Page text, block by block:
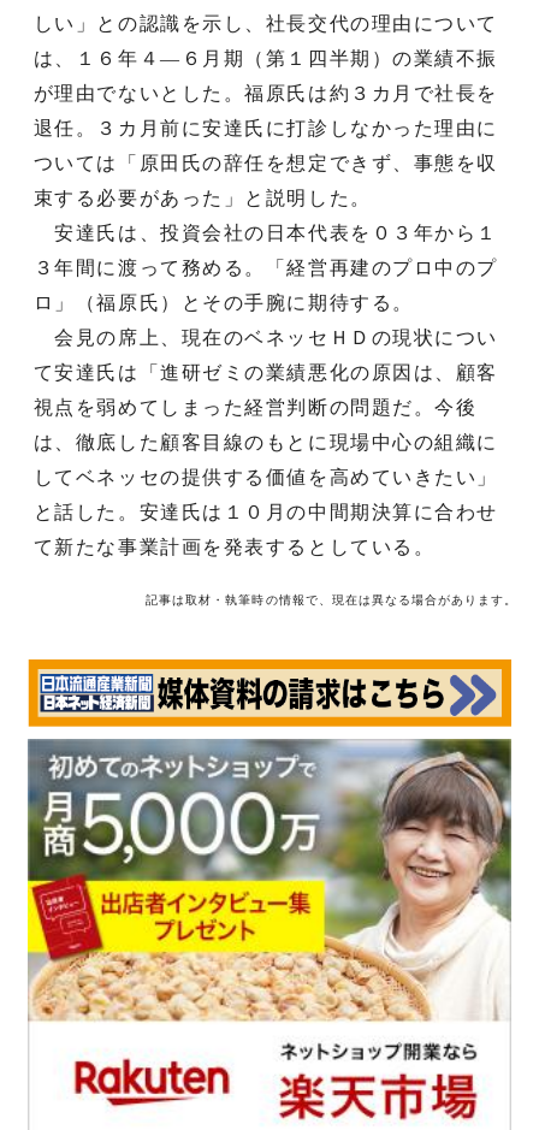
しい」との認識を示し、社長交代の理由について
は、１６年４―６月期（第１四半期）の業績不振
が理由でないとした。福原氏は約３カ月で社長を
退任。３カ月前に安達氏に打診しなかった理由に
ついては「原田氏の辞任を想定できず、事態を収
束する必要があった」と説明した。
安達氏は、投資会社の日本代表を０３年から１
３年間に渡って務める。「経営再建のプロ中のプ
ロ」（福原氏）とその手腕に期待する。
会見の席上、現在のベネッセＨＤの現状につい
て安達氏は「進研ゼミの業績悪化の原因は、顧客
視点を弱めてしまった経営判断の問題だ。今後
は、徹底した顧客目線のもとに現場中心の組織に
してベネッセの提供する価値を高めていきたい」
と話した。安達氏は１０月の中間期決算に合わせ
て新たな事業計画を発表するとしている。
記事は取材・執筆時の情報で、現在は異なる場合があります。